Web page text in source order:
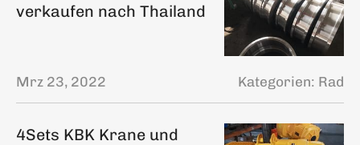
verkaufen nach Thailand
Mrz 23, 2022 Kategorien: Rad
4Sets KBK Krane und